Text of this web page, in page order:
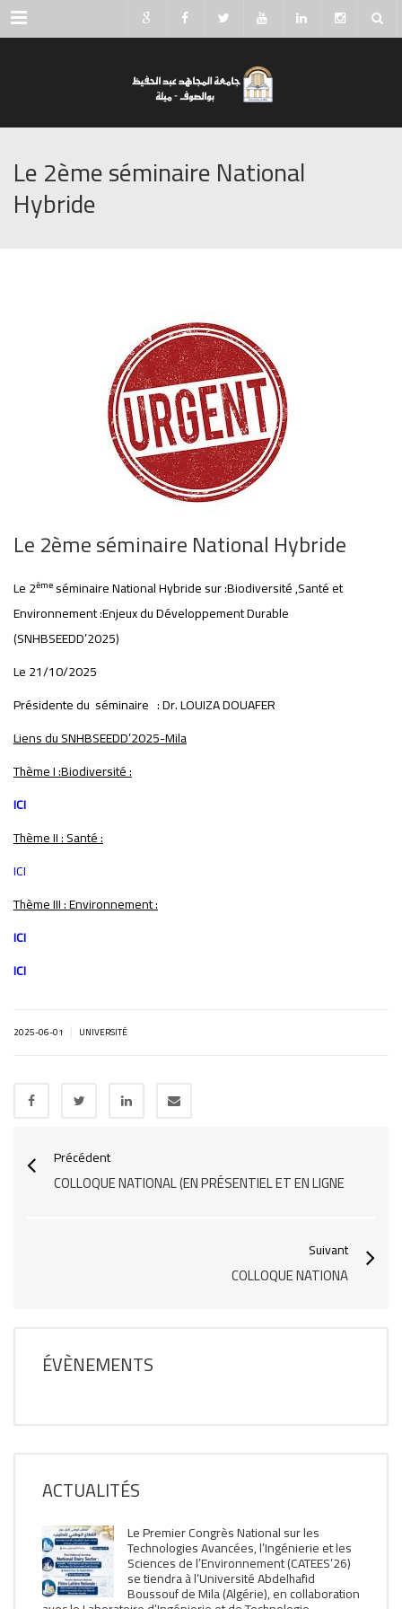
Menu
Le 2ème séminaire National
Hybride
Le 2ème séminaire National Hybride
Le 2ème séminaire National Hybride sur :Biodiversité ,Santé et
Environnement :Enjeux du Développement Durable
(SNHBSEEDD’2025)
Le 21/10/2025
Présidente du séminaire : Dr. LOUIZA DOUAFER
Liens du SNHBSEEDD’2025-Mila
Thème I :Biodiversité :
ICI
Thème II : Santé :
ICI
Thème III : Environnement :
ICI
ICI
2025-06-01 UNIVERSITÉ
Précédent
COLLOQUE NATIONAL (EN PRÉSENTIEL ET EN LIGNE
Suivant
COLLOQUE NATIONA
ÉVÈNEMENTS
ACTUALITÉS
Le Premier Congrès National sur les
Technologies Avancées, l’Ingénierie et les
Sciences de l’Environnement (CATEES’26)
se tiendra à l’Université Abdelhafid
Boussouf de Mila (Algérie), en collaboration